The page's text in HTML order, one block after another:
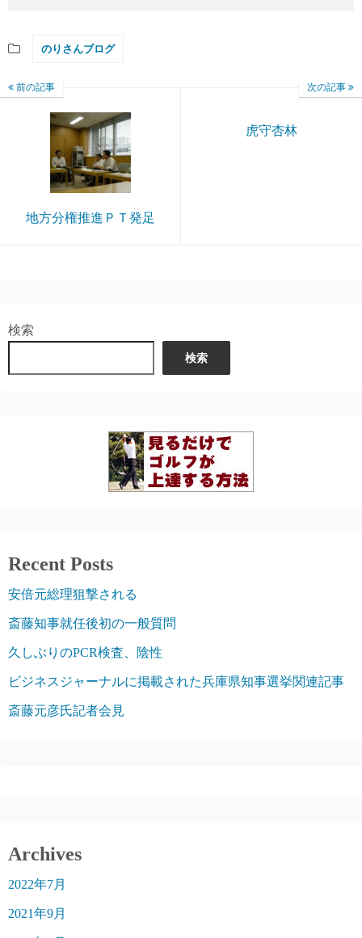
のりさんブログ
前の記事
地方分権推進ＰＴ発足
次の記事
虎守杏林
検索
検索
Recent Posts
安倍元総理狙撃される
斎藤知事就任後初の一般質問
久しぶりのPCR検査、陰性
ビジネスジャーナルに掲載された兵庫県知事選挙関連記事
斎藤元彦氏記者会見
Archives
2022年7月
2021年9月